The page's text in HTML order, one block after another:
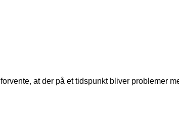
at der på et tidspunkt bliver problemer